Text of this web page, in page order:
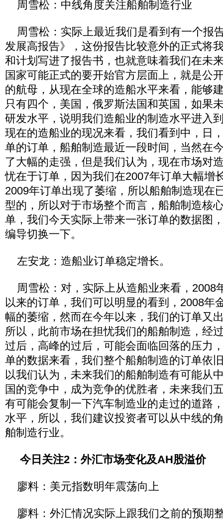
周雪松：中线角度关注船舶制造行业
周雪松：实际上最近我们是看到有一个报
发展高报告》，这份报告比较意外的正式将
和计划写进了报告书，也就意味着我们在未
国家可能正式的要开始官方层面上，就是公
的航母，从现在全球的造船水平来看，能够
只有四个，美国，俄罗斯法国和英国，如果
研发水平，说明我们造船业的制造水平进入
现在的造船业的现况来看，我们看到中，日
单的订单，船舶制造最近一段时间，当然在
了大幅的走强，但是我们认为，现在市场对
忧在于订单，因为我们在2007年订单大幅增
2009年订单出现了萎缩，所以船舶制造现在
型的，所以对于市场整个而言，船舶制造核
单，我们今天实际上带来一张订单的数据图
编导切换一下。
左安龙：造船业订单稳定增长。
周雪松：对，实际上从造船业来看，2008
以来的订单，我们可以明显的看到，2008年
幅的萎缩，然而在今年以来，我们的订单又
所以，此前市场在担忧我们的船舶制造，经
过后，高峰的过后，可能会面临回落的压力
单的数据来看，我们整个船舶制造的订单依
以我们认为，未来我们的船舶制造有可能从
国的竞争中，成为竞争的优胜者，未来我们
有可能会复制一下汽车制造业的走过的道路
水平，所以，我们建议投资者可以从中线的
舶制造行业。
今日关注2：外汇市场变化及AH股溢价
廖料：美元指数明年震荡向上
廖料：外汇情况实际上跟我们之前的预期